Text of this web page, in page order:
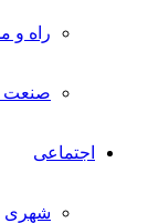
راه و
صنعت
اجتماعی
شهری